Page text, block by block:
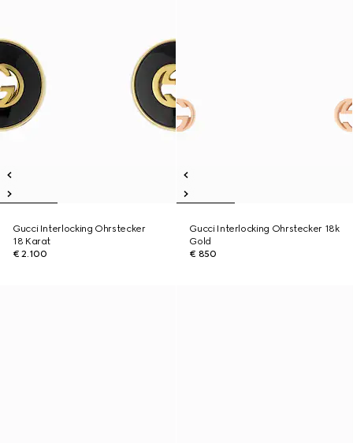
Gucci Interlocking Ohrstecker
18 Karat
€ 2.100
Gucci Interlocking Ohrstecker 18k
Gold
€ 850